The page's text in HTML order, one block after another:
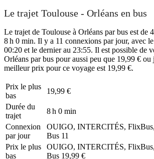
Le trajet Toulouse - Orléans en bus
Le trajet de Toulouse à Orléans par bus est de
8 h 0 min. Il y a 11 connexions par jour, avec
00:20 et le dernier au 23:55. Il est possible de
Orléans par bus pour aussi peu que 19,99 €
meilleur prix pour ce voyage est 19,99 €.
Prix ​​le plus
bas
19,99 €
Durée du
trajet
8 h 0 min
Connexion
par jour
OUIGO, INTERCITÉS,
Bus 11
Prix ​​le plus
bas
OUIGO, INTERCITÉS,
Bus 19,99 €